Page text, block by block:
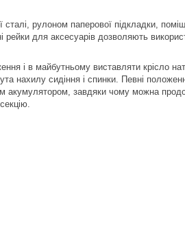
сталі, рулоном паперової підкладки,
рейки для аксесуарів дозволяють
і в майбутньому виставляти крісло
нахилу сидіння і спинки. Певні
акумулятором, завдяки чому можна